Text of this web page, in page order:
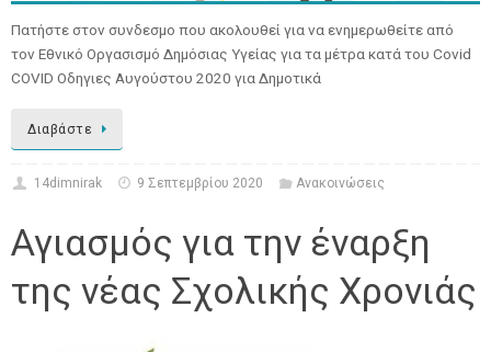
Πατήστε στον συνδεσμο που ακολουθεί για να ενημερωθείτε από
τον Εθνικό Οργασισμό Δημόσιας Υγείας για τα μέτρα κατά του Covid
COVID Oδηγιες Αυγούστου 2020 για Δημοτικά
Διαβάστε
14dimnirak 9 Σεπτεμβρίου 2020 Ανακοινώσεις
Αγιασμός για την έναρξη
της νέας Σχολικής Χρονιάς